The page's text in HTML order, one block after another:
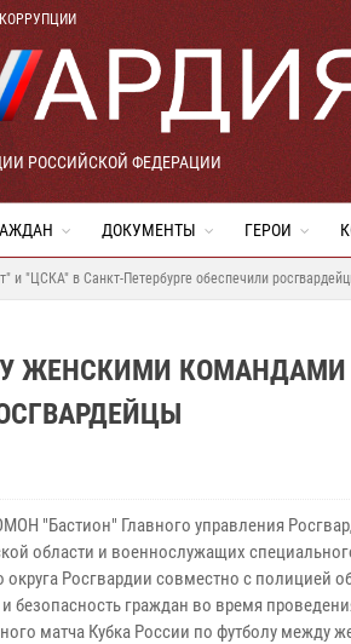
РОССИЙСКОЙ ФЕДЕРАЦИИ
ДОКУМЕНТЫ ГЕРОИ
и "ЦСКА" в Санкт-Петербурге обеспечили
ЖЕНСКИМИ КОМАНДАМИ
"Бастион" Главного управления
области и военнослужащих
Росгвардии совместно с полицией
безопасность граждан во время
матча Кубка России по футболу между